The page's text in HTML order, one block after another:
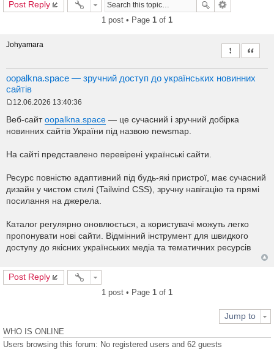
Post Reply
1 post • Page 1 of 1
Johyamara
oopalkna.space — зручний доступ до українських новинних
сайтів
Report this
Quote
o
t
12.06.2026 13:40:36
Веб-сайтoopalkna.space — це сучасний і зручний добірка
новинних сайтів України під назвою newsmap.
На сайті представлено перевірені українські сайти.
Ресурс повністю адаптивний під будь-які пристрої, має сучасний
дизайн у чистом стилі (Tailwind CSS), зручну навігацію та прямі
посилання на джерела.
Каталог регулярно оновлюється, а користувачі можуть легко
пропонувати нові сайти. Відмінний інструмент для швидкого
доступу до якісних українських медіа та тематичних ресурсів
Post Reply
1 post • Page 1 of 1
Jump to
WHO IS ONLINE
Users browsing this forum: No registered users and 62 guests